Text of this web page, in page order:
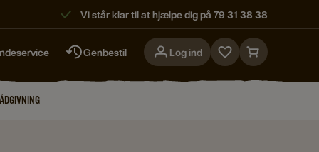
Vi står klar til at hjælpe dig på 79 31 38 38
Genbestil Log ind
Go
to
Go
to